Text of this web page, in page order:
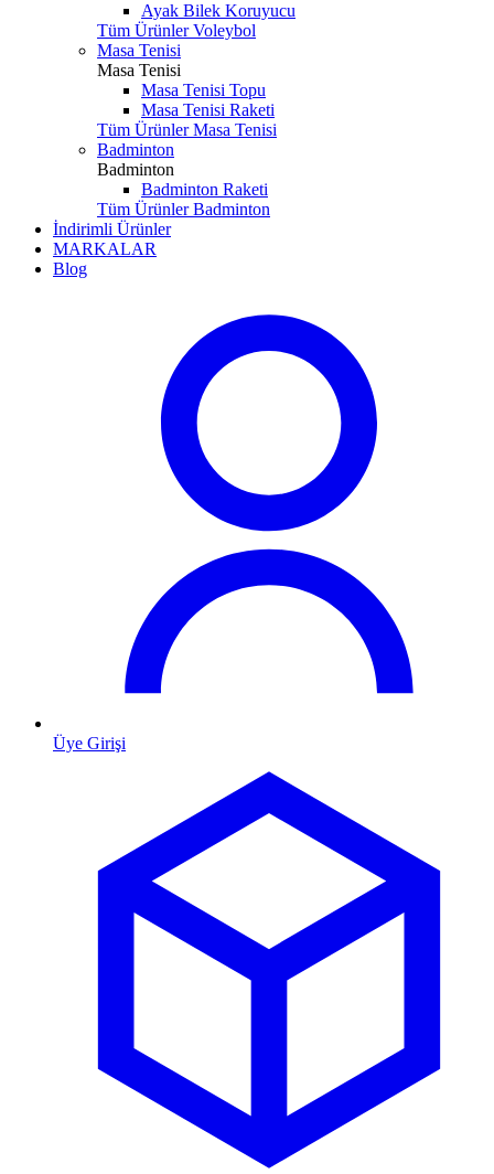
Ayak Bilek Koruyucu
Tüm Ürünler Voleybol
Masa Tenisi
Masa Tenisi
Masa Tenisi Topu
Masa Tenisi Raketi
Tüm Ürünler Masa Tenisi
Badminton
Badminton
Badminton Raketi
Tüm Ürünler Badminton
İndirimli Ürünler
MARKALAR
Blog
Üye Girişi